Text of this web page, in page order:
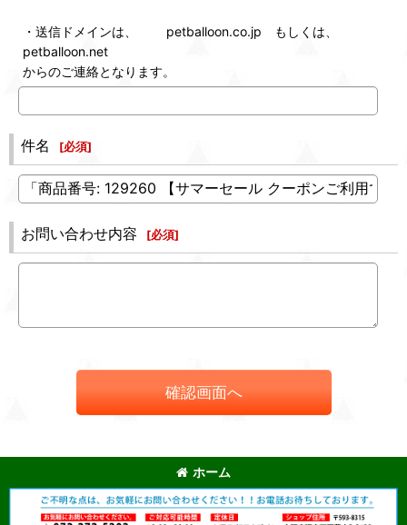
・送信ドメインは、 petballoon.co.jp もしくは、
petballoon.net
からのご連絡となります。
件名 [必須]
お問い合わせ内容 [必須]
確認画面へ
ホーム